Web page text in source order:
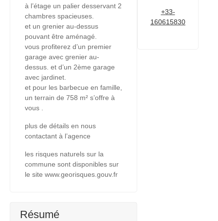
à l’étage un palier desservant 2
chambres spacieuses.
et un grenier au-dessus
pouvant être aménagé.
vous profiterez d’un premier
garage avec grenier au-
dessus. et d’un 2ème garage
avec jardinet.
et pour les barbecue en famille,
un terrain de 758 m² s’offre à
vous .
plus de détails en nous
contactant à l’agence
les risques naturels sur la
commune sont disponibles sur
le site www.georisques.gouv.fr
Résumé
+33-
160615830